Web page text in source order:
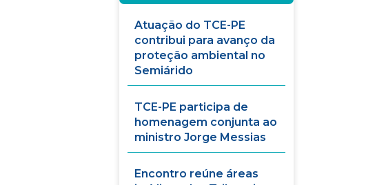
Atuação do TCE-PE
contribui para avanço da
proteção ambiental no
Semiárido
TCE-PE participa de
homenagem conjunta ao
ministro Jorge Messias
Encontro reúne áreas